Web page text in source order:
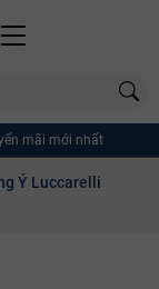
mãi mới nhất
Ý Luccarelli